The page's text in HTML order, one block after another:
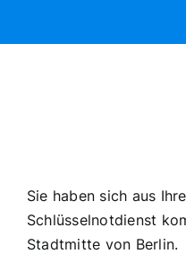
Sie haben sich aus
Schlüsselnotdienst
Stadtmitte von Berlin.